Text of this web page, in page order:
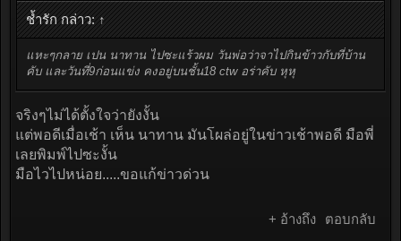
ช้ำรัก กล่าว: ↑
แหะๆกลาย เปน นาทาน ไปซะแร้วผม วันพ่อว่าจาไปกินข้าวกับที่บ้าน
คับ และวันที่9ก่อนแข่ง คงอยู่บนชั้น18 ctw อร่าคับ หุหุ
จริงๆไม่ได้ตั้งใจว่ายังงั้น
แต่พอดีเมื่อเช้า เห็น นาทาน มันโผล่อยู่ในข่าวเช้าพอดี มือพี่
เลยพิมพ์ไปซะงั้น
มือไวไปหน่อย.....ขอแก้ข่าวด่วน
+ อ้างถึง ตอบกลับ